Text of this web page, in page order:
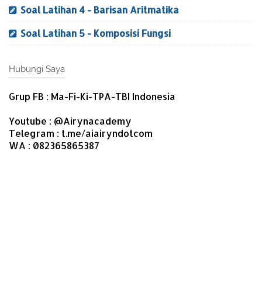
Soal Latihan 4 - Barisan Aritmatika
Soal Latihan 5 - Komposisi Fungsi
Hubungi Saya
Grup FB : Ma-Fi-Ki-TPA-TBI Indonesia
Youtube : @Airynacademy
Telegram : t.me/aiairyndotcom
WA : 082365865387